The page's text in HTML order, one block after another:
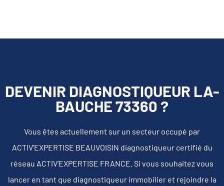
DEVENIR DIAGNOSTIQUEUR LA-
BAUCHE 73360 ?
Vous êtes actuellement sur un secteur occupé par
ACTIV'EXPERTISE BEAUVOISIN diagnostiqueur certifié du
réseau ACTIV'EXPERTISE FRANCE. Si vous souhaitez vous
lancer en tant que diagnostiqueur immobilier et rejoindre la